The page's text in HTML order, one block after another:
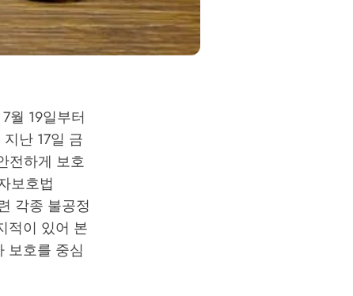
월 19일부터
난 17일 금
전하게 보호
보호법
각종 불공정
적이 있어 본
보호를 중심